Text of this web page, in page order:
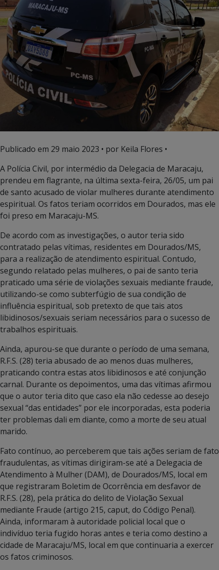
Publicado em 29 maio 2023 • por Keila Flores •
A Polícia Civil, por intermédio da Delegacia de Maracaju,
prendeu em flagrante, na última sexta-feira, 26/05, um pai
de santo acusado de violar mulheres durante atendimento
espiritual. Os fatos teriam ocorridos em Dourados, mas ele
foi preso em Maracaju-MS.
De acordo com as investigações, o autor teria sido
contratado pelas vítimas, residentes em Dourados/MS,
para a realização de atendimento espiritual. Contudo,
segundo relatado pelas mulheres, o pai de santo teria
praticado uma série de violações sexuais mediante fraude,
utilizando-se como subterfúgio de sua condição de
influência espiritual, sob pretexto de que tais atos
libidinosos/sexuais seriam necessários para o sucesso de
trabalhos espirituais.
Ainda, apurou-se que durante o período de uma semana,
R.F.S. (28) teria abusado de ao menos duas mulheres,
praticando contra estas atos libidinosos e até conjunção
carnal. Durante os depoimentos, uma das vítimas afirmou
que o autor teria dito que caso ela não cedesse ao desejo
sexual “das entidades” por ele incorporadas, esta poderia
ter problemas dali em diante, como a morte de seu atual
marido.
Fato contínuo, ao perceberem que tais ações seriam de fato
fraudulentas, as vítimas dirigiram-se até a Delegacia de
Atendimento à Mulher (DAM), de Dourados/MS, local em
que registraram Boletim de Ocorrência em desfavor de
R.F.S. (28), pela prática do delito de Violação Sexual
mediante Fraude (artigo 215, caput, do Código Penal).
Ainda, informaram à autoridade policial local que o
indivíduo teria fugido horas antes e teria como destino a
cidade de Maracaju/MS, local em que continuaria a exercer
os fatos criminosos.